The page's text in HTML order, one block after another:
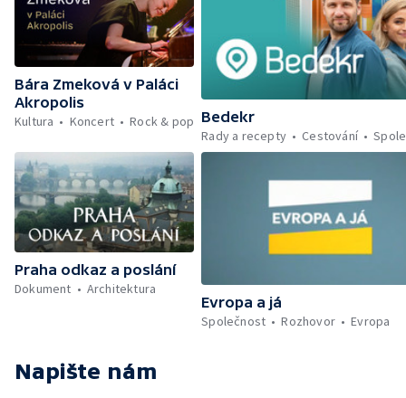
Bára Zmeková v Paláci
Akropolis
Kultura
Koncert Rock & pop Bedekr
Rady a recepty
Cestování
Praha odkaz a poslání
Dokument
Architektura
Evropa a já
Společnost
Rozhovor Evropa
Napište nám